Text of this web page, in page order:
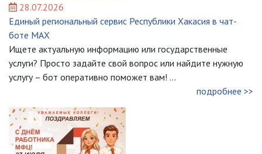
28.07.2026
Единый региональный сервис Республики Хакасия в чат-
боте МАХ
Ищете актуальную информацию или государственные
услуги? Просто задайте свой вопрос или найдите нужную
услугу – бот оперативно поможет вам! ...
подробнее >>